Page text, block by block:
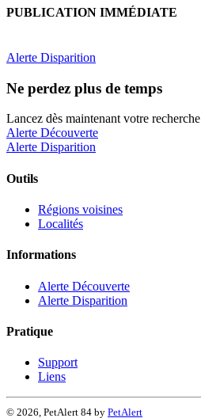
PUBLICATION IMMÉDIATE
Alerte Disparition
Ne perdez plus de temps
Lancez dès maintenant votre recherche
Alerte Découverte
Alerte Disparition
Outils
Régions voisines
Localités
Informations
Alerte Découverte
Alerte Disparition
Pratique
Support
Liens
© 2026, PetAlert 84 by PetAlert